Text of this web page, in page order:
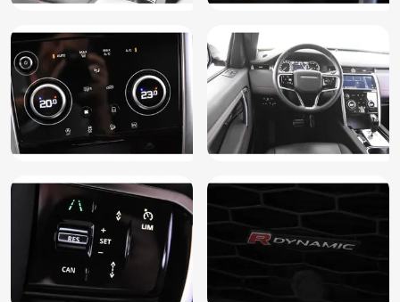
Lichtmetalen velgen
Luxe lederen bekleding
Matrix LED koplampen
Metaalkleur
MP3 aansluiting
Navigatie
Navigatiesysteem
Navigatiesysteem full map
Niet in gerookt
Oplaadmogelijkheid